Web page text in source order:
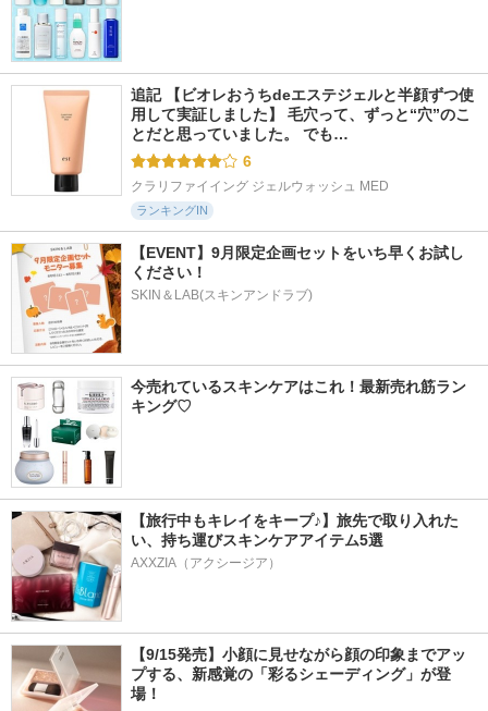
追記 【ビオレおうちdeエステジェルと半顔ずつ使
用して実証しました】 毛穴って、ずっと“穴”のこ
とだと思っていました。 でも…
6
クラリファイイング ジェルウォッシュ MED
ランキングIN
【EVENT】9月限定企画セットをいち早くお試し
ください！
SKIN＆LAB(スキンアンドラブ)
今売れているスキンケアはこれ！最新売れ筋ラン
キング♡
【旅行中もキレイをキープ♪】旅先で取り入れた
い、持ち運びスキンケアアイテム5選
AXXZIA（アクシージア）
【9/15発売】小顔に見せながら顔の印象までアッ
プする、新感覚の「彩るシェーディング」が登
場！